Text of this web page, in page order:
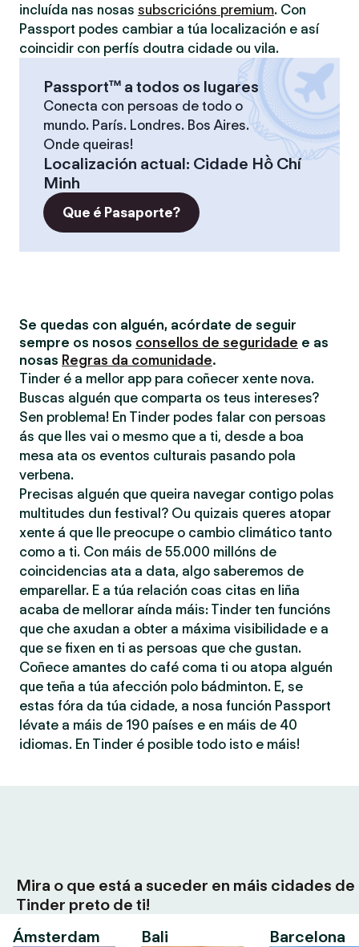
incluída nas nosas subscricións premium. Con
Passport podes cambiar a túa localización e así
coincidir con perfís doutra cidade ou vila.
Passport™ a todos os lugares
Conecta con persoas de todo o
mundo. París. Londres. Bos Aires.
Onde queiras!
Localización actual: Cidade Hồ Chí
Minh
Que é Pasaporte?
Se quedas con alguén, acórdate de seguir
sempre os nosos consellos de seguridade e as
nosas Regras da comunidade.
Tinder é a mellor app para coñecer xente nova.
Buscas alguén que comparta os teus intereses?
Sen problema! En Tinder podes falar con persoas
ás que lles vai o mesmo que a ti, desde a boa
mesa ata os eventos culturais pasando pola
verbena.
Precisas alguén que queira navegar contigo polas
multitudes dun festival? Ou quizais queres atopar
xente á que lle preocupe o cambio climático tanto
como a ti. Con máis de 55.000 millóns de
coincidencias ata a data, algo saberemos de
emparellar. E a túa relación coas citas en liña
acaba de mellorar aínda máis: Tinder ten funcións
que che axudan a obter a máxima visibilidade e a
que se fixen en ti as persoas que che gustan.
Coñece amantes do café coma ti ou atopa alguén
que teña a túa afección polo bádminton. E, se
estas fóra da túa cidade, a nosa función Passport
lévate a máis de 190 países e en máis de 40
idiomas. En Tinder é posible todo isto e máis!
Mira o que está a suceder en máis cidades de
Tinder preto de ti!
Ámsterdam
Bali Barcelona